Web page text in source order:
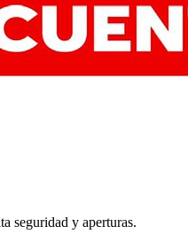
seguridad y aperturas.